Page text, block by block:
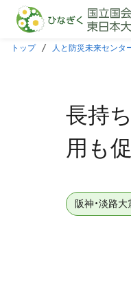
本文に飛ぶ
トップ 人と防災未来セン
長持
用も
阪神・淡路